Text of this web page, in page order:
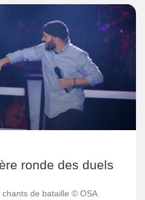
ronde des duels
de bataille © OSA